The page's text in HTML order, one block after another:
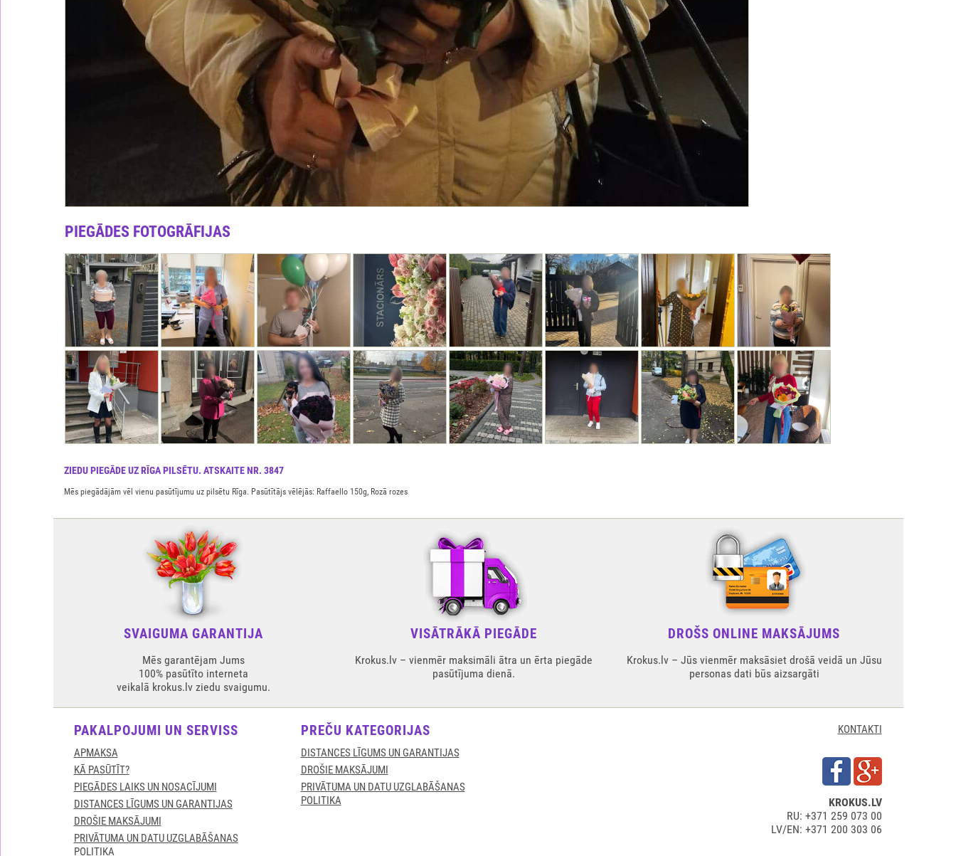
ZIEDU PIEGĀDE UZ RĪGA PILSĒTU. ATSKAITE NR. 3847
Mēs piegādājām vēl vienu pasūtījumu uz pilsētu Rīga. Pasūtītājs vēlējās: Raffaello 150g, Rozā rozes
PIEGĀDES FOTOGRĀFIJAS
SVAIGUMA GARANTIJA
Mēs garantējam Jums
100% pasūtīto interneta
veikalā krokus.lv ziedu svaigumu.
VISĀTRĀKĀ PIEGĀDE
Krokus.lv – vienmēr maksimāli ātra un ērta piegāde
pasūtījuma dienā.
DROŠS ONLINE MAKSĀJUMS
Krokus.lv – Jūs vienmēr maksāsiet drošā veidā un Jūsu
personas dati būs aizsargāti
PAKALPOJUMI UN SERVISS
APMAKSA
KĀ PASŪTĪT?
PIEGĀDES LAIKS UN NOSACĪJUMI
DISTANCES LĪGUMS UN GARANTIJAS
DROŠIE MAKSĀJUMI
PRIVĀTUMA UN DATU UZGLABĀŠANAS
POLITIKA
PREČU KATEGORIJAS
DISTANCES LĪGUMS UN GARANTIJAS
DROŠIE MAKSĀJUMI
PRIVĀTUMA UN DATU UZGLABĀŠANAS
POLITIKA
KONTAKTI
KROKUS.LV
RU: +371 259 073 00
LV/EN: +371 200 303 06